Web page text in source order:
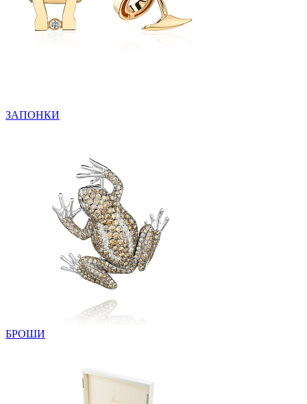
ЗАПОНКИ
БРОШИ